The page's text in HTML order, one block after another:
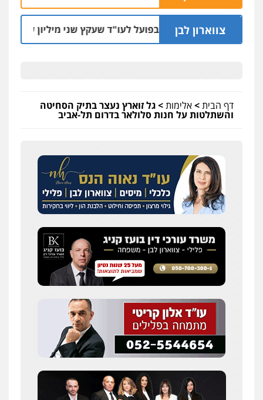
צווארון לבן
מאסר בפועל לעו"ד שעקץ שני מיליון שקל על דירה
דף הבית>אלימות>גל זוארץ נעצר בתיק הסחיטה
והשתלטות על חנות סלולאר בדרום תל-אביב